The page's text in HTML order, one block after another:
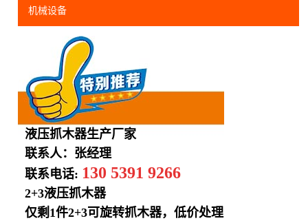
机械设备
液压抓木器生产厂家
联系人：张经理
联系电话: 130 5391 9266
2+3液压抓木器
仅剩1件2+3可旋转抓木器，低价处理